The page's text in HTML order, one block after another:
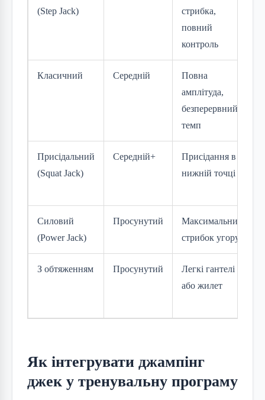
(Step Jack)
стрибка,
повний
контроль
Класичний Середній
Повна
амплітуда,
безперервний
темп
Присідальний
(Squat Jack)
Середній+
Присідання в
нижній точці
Силовий
(Power Jack)
Просунутий
Максимальний
стрибок угору
З обтяженням Просунутий
Легкі гантелі
або жилет
Як інтегрувати джампінг
джек у тренувальну програму